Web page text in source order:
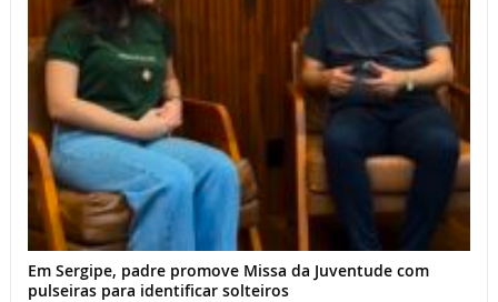
Em Sergipe, padre promove Missa da Juventude com
pulseiras para identificar solteiros